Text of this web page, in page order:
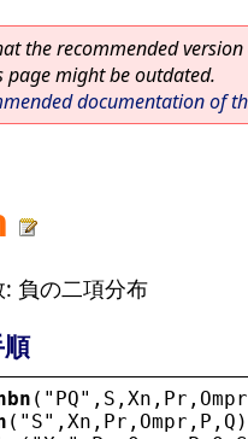
the recommended
page might be outdated.
documentation of
負の二項分布
( " PQ" , S , Xn , Pr , Ompr
( " S" , Xn , Pr , Ompr , P , Q )